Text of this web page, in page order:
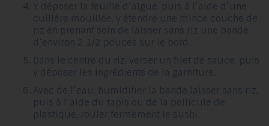
Y déposer la feuille d’algue, puis à l’aide d’une
cuillère mouillée, y étendre une mince couche de
riz en prenant soin de laisser sans riz une bande
d’environ 2 1/2 pouces sur le bord.
Dans le centre du riz, verser un filet de sauce, puis
y déposer les ingrédients de la garniture.
Avec de l’eau, humidifier la bande laisser sans riz,
puis à l’aide du tapis ou de la pellicule de
plastique, rouler fermement le sushi.